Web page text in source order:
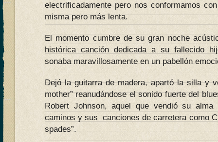
electrificadamente pero nos conformamos
misma pero más lenta.
El momento cumbre de su gran noche
histórica canción dedicada a su fallecido
sonaba maravillosamente en un pabellón
Dejó la guitarra de madera, apartó la silla y
mother” reanudándose el sonido fuerte del
Robert Johnson, aquel que vendió su
caminos y sus canciones de carretera como
spades”.